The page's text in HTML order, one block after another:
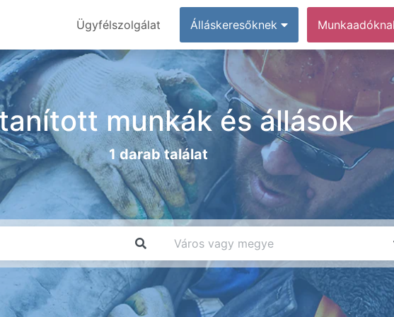
Ügyfélszolgálat Álláskeresőknek
munkák és állások
1 darab találat